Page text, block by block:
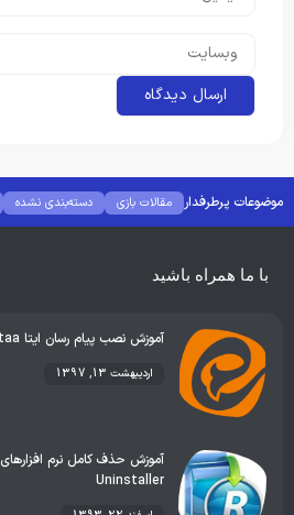
موضوعات پرطرفدار مقالات بازی دسته‌بندی نشده
بهترین گجت ها
هوش مصنوعی رفع خطا و ارور
با ما همراه باشید
آموزش نصب پیام رسان ایتا Eitaa در اندروید
اردیبهشت 13, 1397
Uninstaller